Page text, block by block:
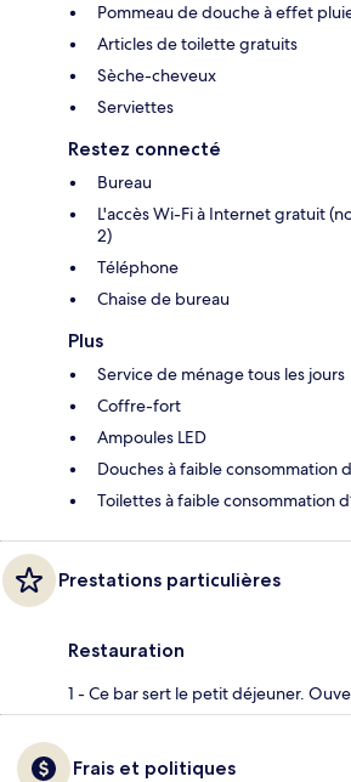
Pommeau de douche à effet
Articles de toilette gratuits
Sèche-cheveux
Serviettes
Restez connecté
Bureau
L'accès Wi-Fi à Internet gratuit
2)
Téléphone
Chaise de bureau
Plus
Service de ménage tous les jours
Coffre-fort
Ampoules LED
Douches à faible consommation
Toilettes à faible consommation
Prestations particulières
Restauration
1 - Ce bar sert le petit déjeuner.
Frais et politiques